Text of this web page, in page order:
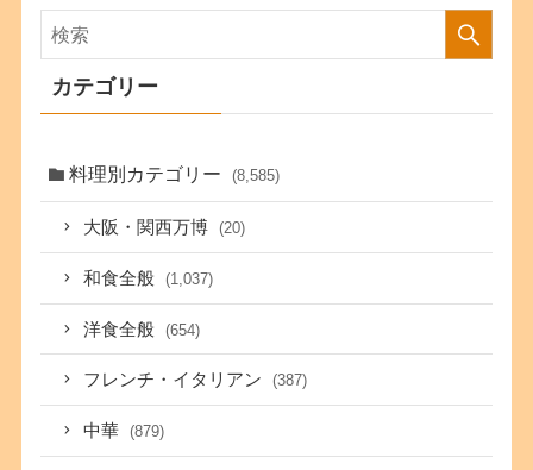
カテゴリー
料理別カテゴリー (8,585)
大阪・関西万博 (20)
和食全般 (1,037)
洋食全般 (654)
フレンチ・イタリアン (387)
中華 (879)